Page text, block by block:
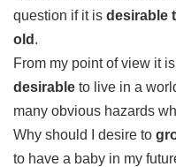
question if it is desirable
old .
From my point of view it
desirable to live in a
many obvious hazards
Why should I desire to
to have a baby in my